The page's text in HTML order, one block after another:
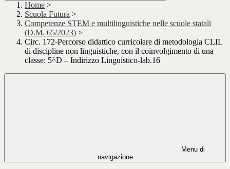
Home >
Scuola Futura >
Competenze STEM e multilinguistiche nelle scuole statali
(D.M. 65/2023) >
Circ. 172-Percorso didattico curricolare di metodologia CLIL
di discipline non linguistiche, con il coinvolgimento di una
classe: 5^D – Indirizzo Linguistico-lab.16
Menu di
navigazione